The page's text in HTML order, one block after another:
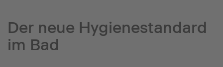
Der neue Hygienestandard
im Bad